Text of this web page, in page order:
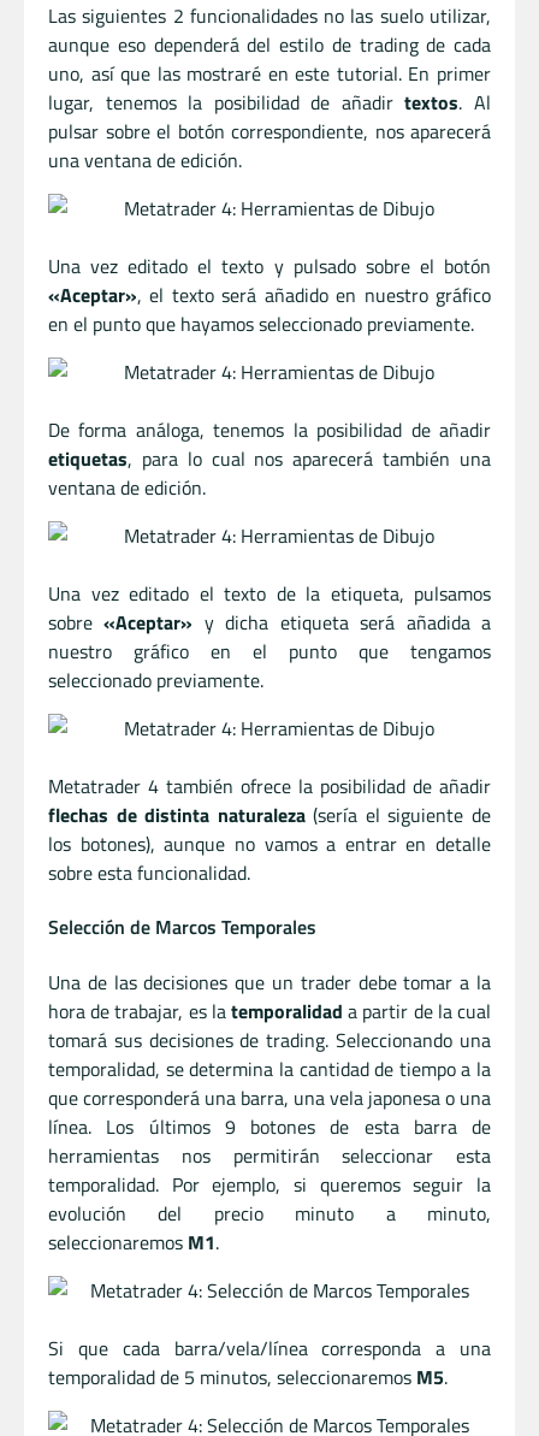
Las siguientes 2 funcionalidades no las suelo utilizar,
aunque eso dependerá del estilo de trading de cada
uno, así que las mostraré en este tutorial. En primer
lugar, tenemos la posibilidad de añadirtextos. Al
pulsar sobre el botón correspondiente, nos aparecerá
una ventana de edición.
Una vez editado el texto y pulsado sobre el botón
«Aceptar», el texto será añadido en nuestro gráfico
en el punto que hayamos seleccionado previamente.
De forma análoga, tenemos la posibilidad de añadir
etiquetas, para lo cual nos aparecerá también una
ventana de edición.
Una vez editado el texto de la etiqueta, pulsamos
sobre«Aceptar» y dicha etiqueta será añadida a
nuestro gráfico en el punto que tengamos
seleccionado previamente.
Metatrader 4 también ofrece la posibilidad de añadir
flechas de distinta naturaleza(sería el siguiente de
los botones), aunque no vamos a entrar en detalle
sobre esta funcionalidad.
Selección de Marcos Temporales
Una de las decisiones que un trader debe tomar a la
hora de trabajar, es latemporalidad a partir de la cual
tomará sus decisiones de trading. Seleccionando una
temporalidad, se determina la cantidad de tiempo a la
que corresponderá una barra, una vela japonesa o una
línea. Los últimos 9 botones de esta barra de
herramientas nos permitirán seleccionar esta
temporalidad. Por ejemplo, si queremos seguir la
evolución del precio minuto a minuto,
seleccionaremos M1.
Si que cada barra/vela/línea corresponda a una
temporalidad de 5 minutos, seleccionaremos M5.